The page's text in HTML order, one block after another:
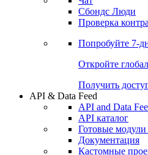
Облигационный
Сохраненные
Чат
Проверка
Попробуйте7-
Откройте
Получить
API & Data Feed
API and Data